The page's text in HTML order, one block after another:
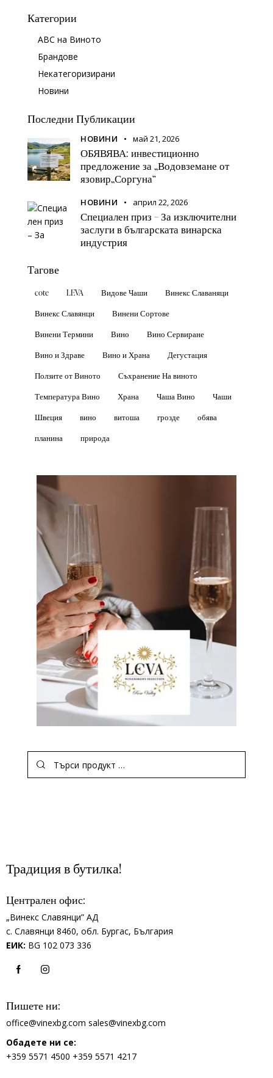
Категории
ABC на Виното
Брандове
Некатегоризирани
Новини
Последни Публикации
НОВИНИ май 21, 2026
ОБЯВЯВА: инвестиционно
предложение за „Водовземане от
язовир„Соргуна“
НОВИНИ април 22, 2026
Специален приз – За изключителни
заслуги в българската винарска
индустрия
Тагове
cote LEVA Видове Чаши
Винекс Славаняци
Винекс Славянци
Винени Сортове
Винени Термини
Вино
Вино Сервиране
Вино и Здраве
Вино и Храна
Дегустация
Ползите от Виното
Съхранение На виното
Температура Вино
Храна Чаша Вино
Чаши
Швеция
вино витоша грозде
обява
планина
природа
Традиция в бутилка!
Централен офис:
„Винекс Славянци” АД
с. Славянци 8460, обл. Бургас, България
ЕИК: BG 102 073 336
Пишете ни:
office@vinexbg.com sales@vinexbg.com
Обадете ни се:
+359 5571 4500 +359 5571 4217